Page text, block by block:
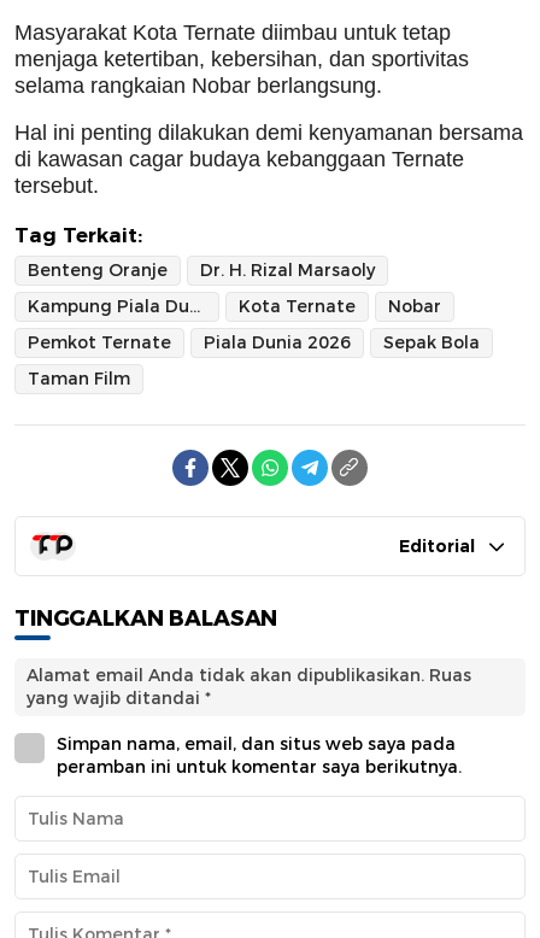
Masyarakat Kota Ternate diimbau untuk tetap
menjaga ketertiban, kebersihan, dan sportivitas
selama rangkaian Nobar berlangsung.
Hal ini penting dilakukan demi kenyamanan bersama
di kawasan cagar budaya kebanggaan Ternate
tersebut.
Tag Terkait:
Benteng Oranje
Dr. H. Rizal Marsaoly
Kampung Piala Dunia
Kota Ternate
Nobar
Pemkot Ternate
Piala Dunia 2026
Sepak Bola
Taman Film
Editorial
TINGGALKAN BALASAN
Alamat email Anda tidak akan dipublikasikan. Ruas
yang wajib ditandai *
Simpan nama, email, dan situs web saya pada
peramban ini untuk komentar saya berikutnya.